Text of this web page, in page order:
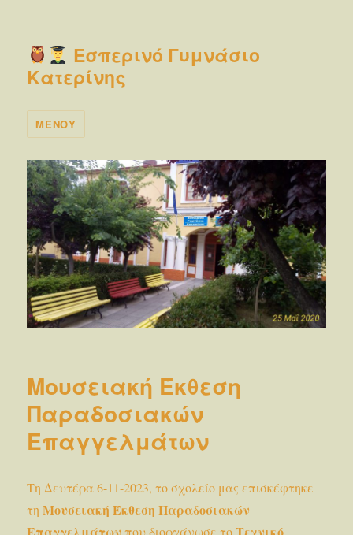
Εσπερινό Γυμνάσιο
Κατερίνης
ΜΕΝΟΎ
Μουσειακή Έκθεση
Παραδοσιακών
Επαγγελμάτων
Τη Δευτέρα 6-11-2023, το σχολείο μας επισκέφτηκε
τηΜουσειακή Έκθεση Παραδοσιακών
που διοργάνωσε το